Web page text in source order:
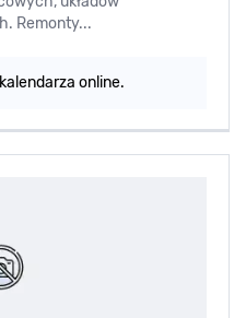
Remonty...
online.